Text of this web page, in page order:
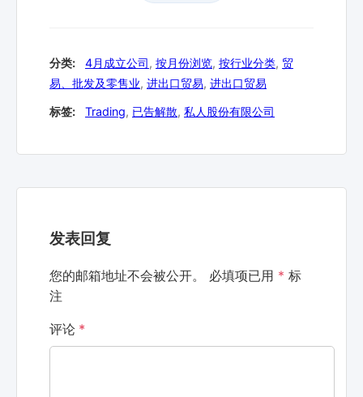
分类: 4月成立公司, 按月份浏览, 按行业分类, 贸
易、批发及零售业, 进出口贸易, 进出口贸易
标签: Trading, 已告解散, 私人股份有限公司
发表回复
您的邮箱地址不会被公开。 必填项已用 * 标
注
评论 *